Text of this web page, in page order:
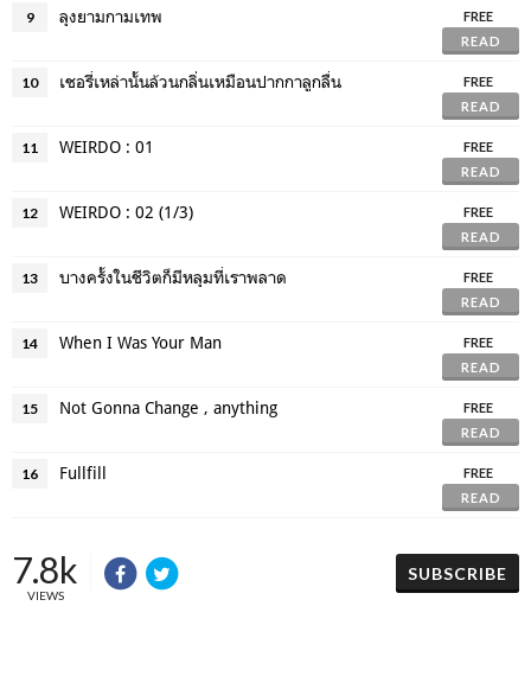
9 ลุงยามกามเทพ
FREE
READ
10 เชอรี่เหล่านั้นล้วนกลิ่นเหมือนปากกาลูกลื่น
FREE
READ
11 WEIRDO : 01
FREE
READ
12 WEIRDO : 02 (1/3)
FREE
READ
13 บางครั้งในชีวิตก็มีหลุมที่เราพลาด
FREE
READ
14 When I Was Your Man
FREE
READ
15 Not Gonna Change , anything
FREE
READ
16 Fullfill
FREE
READ
7.8k
VIEWS
SUBSCRIBE